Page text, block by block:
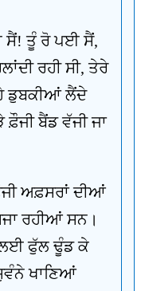
ਸੈਂ! ਤੂੰ ਰੋ ਪਈ ਸੈਂ,
ਰਹੀ ਸੀ, ਤੇਰੇ
ਡੁਬਕੀਆਂ ਲੈਂਦੇ
ਬੈਂਡ ਵੱਜੀ ਜਾ
ਅਫ਼ਸਰਾਂ ਦੀਆਂ
ਰਹੀਆਂ ਸਨ।
ਫੁੱਲ ਢੂੰਡ ਕੇ
ਖਾਣਿਆਂ